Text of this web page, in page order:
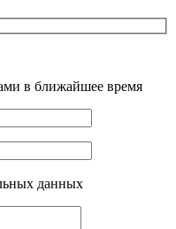
в ближайшее время
данных